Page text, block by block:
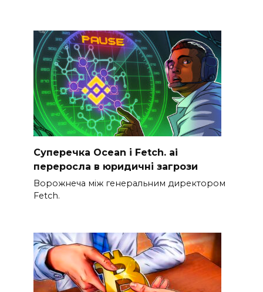
Суперечка Ocean і Fetch. ai
переросла в юридичні загрози
Ворожнеча між генеральним директором
Fetch.